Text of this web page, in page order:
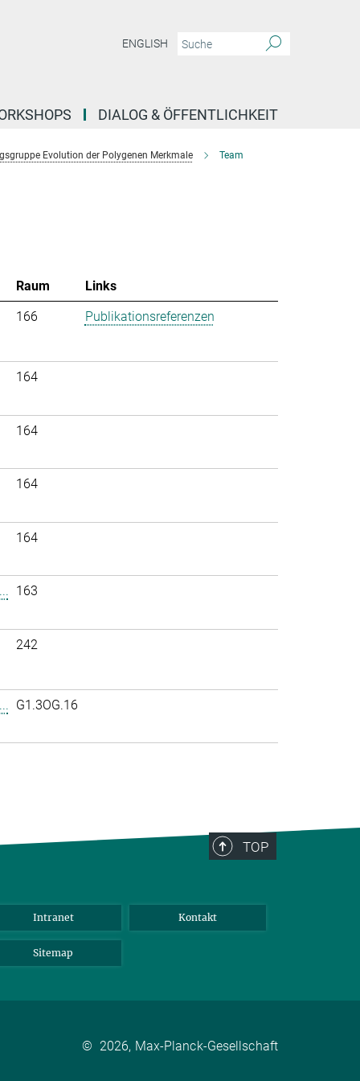
ENGLISH
DIALOG & ÖFFENTLICHKEIT
Evolution der Polygenen Merkmale Team
Raum
Links
166
Publikationsreferenzen
164
164
164
164
163
242
G1.3OG.16
TOP
Intranet Kontakt
Sitemap
© 2026, Max-Planck-Gesellschaft